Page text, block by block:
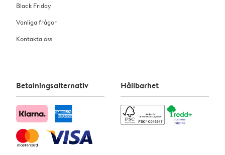
Black Friday
Vanliga frågor
Kontakta oss
Betalningsalternativ Hållbarhet